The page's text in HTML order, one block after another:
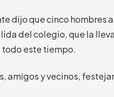
dijo que cinco hombres
del colegio, que la
este tiempo.
amigos y vecinos,